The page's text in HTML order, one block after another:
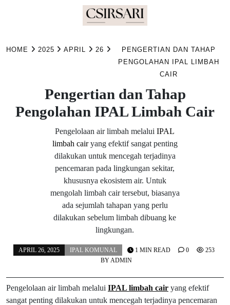
HOME 2025 APRIL 26
PENGERTIAN DAN TAHAP
PENGOLAHAN IPAL LIMBAH
CAIR
Pengertian dan Tahap
Pengolahan IPAL Limbah Cair
Pengelolaan air limbah melaluiIPAL
limbah cairyang efektif sangat penting
dilakukan untuk mencegah terjadinya
pencemaran pada lingkungan sekitar,
khususnya ekosistem air. Untuk
mengolah limbah cair tersebut, biasanya
ada sejumlah tahapan yang perlu
dilakukan sebelum limbah dibuang ke
lingkungan.
APRIL 26, 2025
IPAL KOMUNAL
BYADMIN
1 MIN READ 0 253
Pengelolaan air limbah melalui IPAL limbah cair yang efektif
sangat penting dilakukan untuk mencegah terjadinya pencemaran